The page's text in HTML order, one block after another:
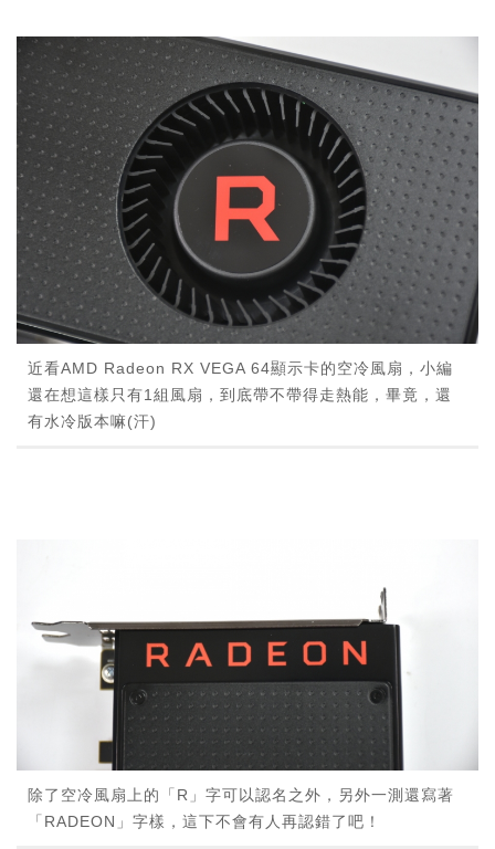
近看AMD Radeon RX VEGA 64顯示卡的空冷風扇，小編
還在想這樣只有1組風扇，到底帶不帶得走熱能，畢竟，還
有水冷版本嘛(汗)
除了空冷風扇上的「R」字可以認名之外，另外一測還寫著
「RADEON」字樣，這下不會有人再認錯了吧！